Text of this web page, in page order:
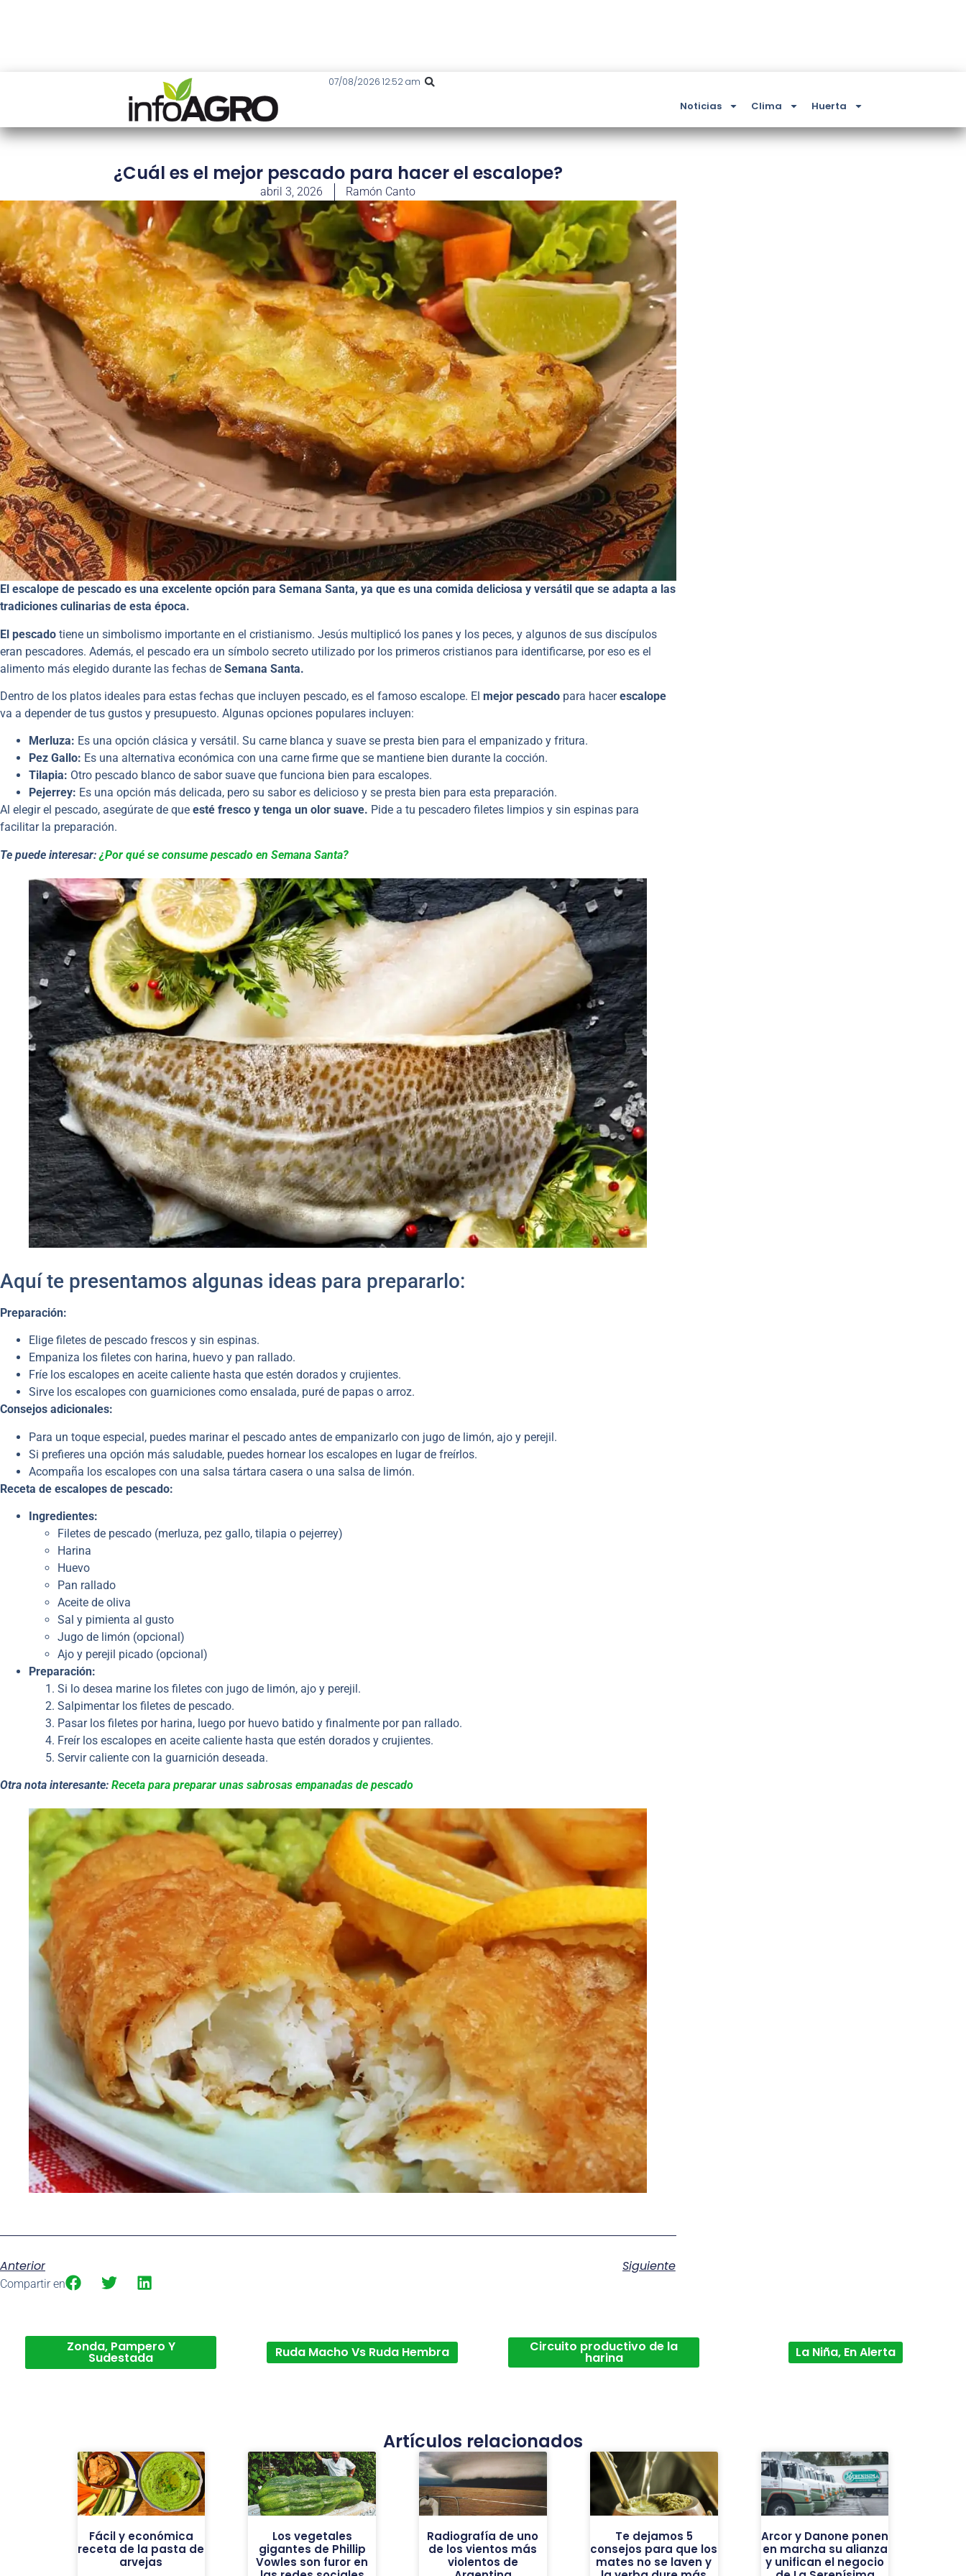
07/08/2026 12:52 am
Noticias Clima Huerta
¿Cuál es el mejor pescado para hacer el escalope?
abril 3, 2026 Ramón Canto
El escalope de pescado es una excelente opción para Semana Santa, ya que es una comida deliciosa y versátil que se adapta a las
tradiciones culinarias de esta época.
El pescado tiene un simbolismo importante en el cristianismo. Jesús multiplicó los panes y los peces, y algunos de sus discípulos
eran pescadores. Además, el pescado era un símbolo secreto utilizado por los primeros cristianos para identificarse, por eso es el
alimento más elegido durante las fechas de Semana Santa.
Dentro de los platos ideales para estas fechas que incluyen pescado, es el famoso escalope. El mejor pescado para hacerescalope
va a depender de tus gustos y presupuesto. Algunas opciones populares incluyen:
Merluza: Es una opción clásica y versátil. Su carne blanca y suave se presta bien para el empanizado y fritura.
Pez Gallo: Es una alternativa económica con una carne firme que se mantiene bien durante la cocción.
Tilapia: Otro pescado blanco de sabor suave que funciona bien para escalopes.
Pejerrey: Es una opción más delicada, pero su sabor es delicioso y se presta bien para esta preparación.
Al elegir el pescado, asegúrate de que esté fresco y tenga un olor suave. Pide a tu pescadero filetes limpios y sin espinas para
facilitar la preparación.
Te puede interesar: ¿Por qué se consume pescado en Semana Santa?
Aquí te presentamos algunas ideas para prepararlo:
Preparación:
Elige filetes de pescado frescos y sin espinas.
Empaniza los filetes con harina, huevo y pan rallado.
Fríe los escalopes en aceite caliente hasta que estén dorados y crujientes.
Sirve los escalopes con guarniciones como ensalada, puré de papas o arroz.
Consejos adicionales:
Para un toque especial, puedes marinar el pescado antes de empanizarlo con jugo de limón, ajo y perejil.
Si prefieres una opción más saludable, puedes hornear los escalopes en lugar de freírlos.
Acompaña los escalopes con una salsa tártara casera o una salsa de limón.
Receta de escalopes de pescado:
Ingredientes:
Filetes de pescado (merluza, pez gallo, tilapia o pejerrey)
Harina
Huevo
Pan rallado
Aceite de oliva
Sal y pimienta al gusto
Jugo de limón (opcional)
Ajo y perejil picado (opcional)
Preparación:
Si lo desea marine los filetes con jugo de limón, ajo y perejil.
Salpimentar los filetes de pescado.
Pasar los filetes por harina, luego por huevo batido y finalmente por pan rallado.
Freír los escalopes en aceite caliente hasta que estén dorados y crujientes.
Servir caliente con la guarnición deseada.
Otra nota interesante: Receta para preparar unas sabrosas empanadas de pescado
Anterior Siguiente
Compartir en
Zonda, Pampero Y
Sudestada Ruda Macho Vs Ruda Hembra Circuito productivo de la
harina La Niña, En Alerta
Artículos relacionados
Fácil y económica
receta de la pasta de
arvejas
Los vegetales
gigantes de Phillip
Vowles son furor en
Radiografía de uno
de los vientos más
violentos de
Te dejamos 5
consejos para que los
mates no se laven y
Arcor y Danone ponen
en marcha su alianza
y unifican el negocio